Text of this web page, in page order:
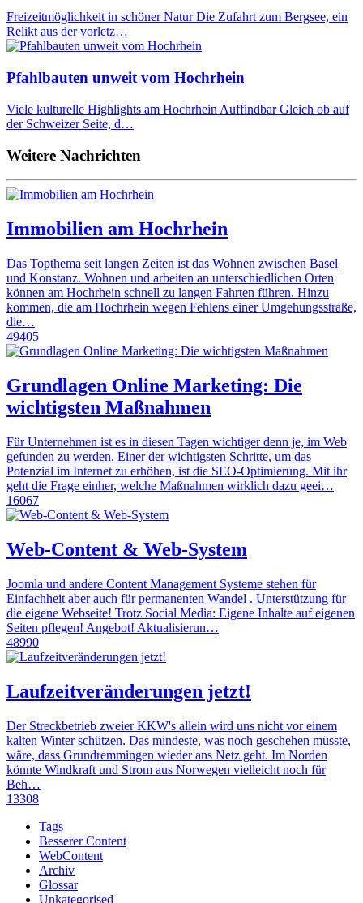
Freizeitmöglichkeit in schöner Natur Die Zufahrt zum Bergsee, ein
Relikt aus der vorletz…
Pfahlbauten unweit vom Hochrhein
Viele kulturelle Highlights am Hochrhein Auffindbar Gleich ob auf
der Schweizer Seite, d…
Weitere Nachrichten
Immobilien am Hochrhein
Das Topthema seit langen Zeiten ist das Wohnen zwischen Basel
und Konstanz. Wohnen und arbeiten an unterschiedlichen Orten
können am Hochrhein schnell zu langen Fahrten führen. Hinzu
kommen, die am Hochrhein wegen Fehlens einer Umgehungsstraße,
die…
49405
Grundlagen Online Marketing: Die
wichtigsten Maßnahmen
Für Unternehmen ist es in diesen Tagen wichtiger denn je, im Web
gefunden zu werden. Einer der wichtigsten Schritte, um das
Potenzial im Internet zu erhöhen, ist die SEO-Optimierung. Mit ihr
geht die Frage einher, welche Maßnahmen wirklich dazu geei…
16067
Web-Content & Web-System
Joomla und andere Content Management Systeme stehen für
Einfachheit aber auch für permanenten Wandel . Unterstützung für
die eigene Webseite! Trotz Social Media: Eigene Inhalte auf eigenen
Seiten pflegen! Angebot! Aktualisierun…
48990
Laufzeitveränderungen jetzt!
Der Streckbetrieb zweier KKW's allein wird uns nicht vor einem
kalten Winter schützen. Das mindeste, was noch geschehen müsste,
wäre, dass Grundremmingen wieder ans Netz geht. Im Norden
könnte Windkraft und Strom aus Norwegen vielleicht noch für
Beh…
13308
Tags
Besserer Content
WebContent
Archiv
Glossar
Unkategorised